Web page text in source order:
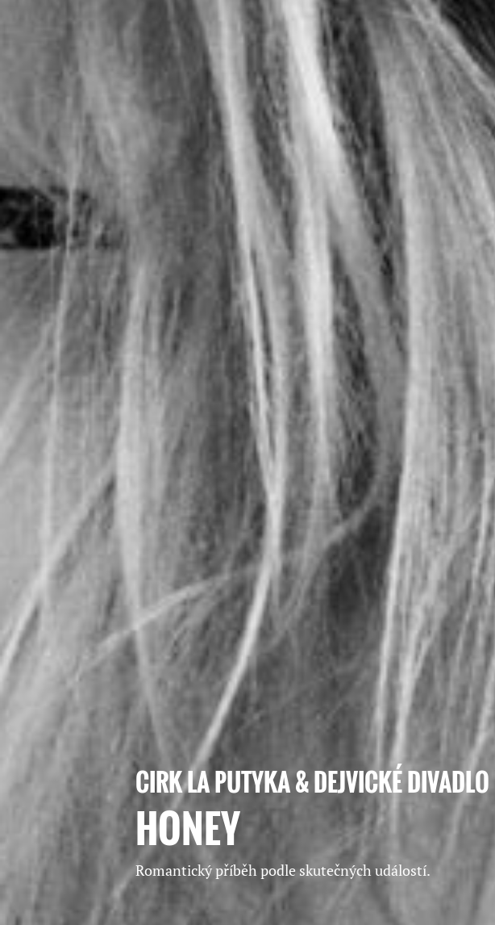
CIRK LA PUTYKA & DEJVICKÉ DIVADLO
HONEY
Romantický příběh podle skutečných událostí.